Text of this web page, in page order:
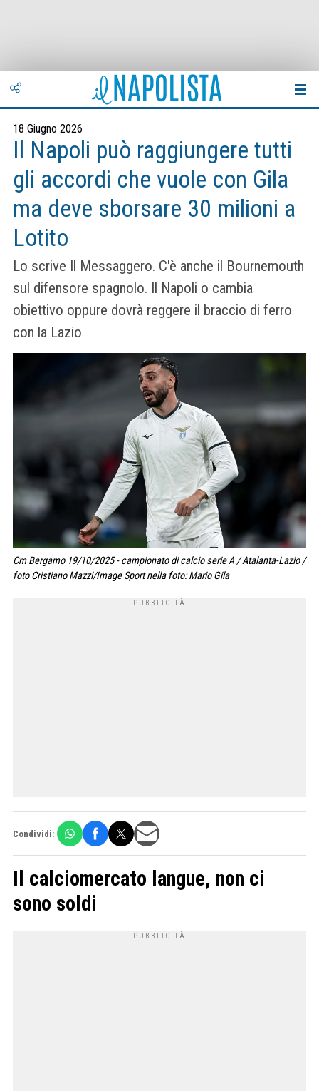
18 Giugno 2026
Il Napoli può raggiungere tutti
gli accordi che vuole con Gila
ma deve sborsare 30 milioni a
Lotito
Lo scrive Il Messaggero. C'è anche il Bournemouth
sul difensore spagnolo. Il Napoli o cambia
obiettivo oppure dovrà reggere il braccio di ferro
con la Lazio
Cm Bergamo 19/10/2025 - campionato di calcio serie A / Atalanta-Lazio /
foto Cristiano Mazzi/Image Sport nella foto: Mario Gila
Condividi:
Il calciomercato langue, non ci
sono soldi